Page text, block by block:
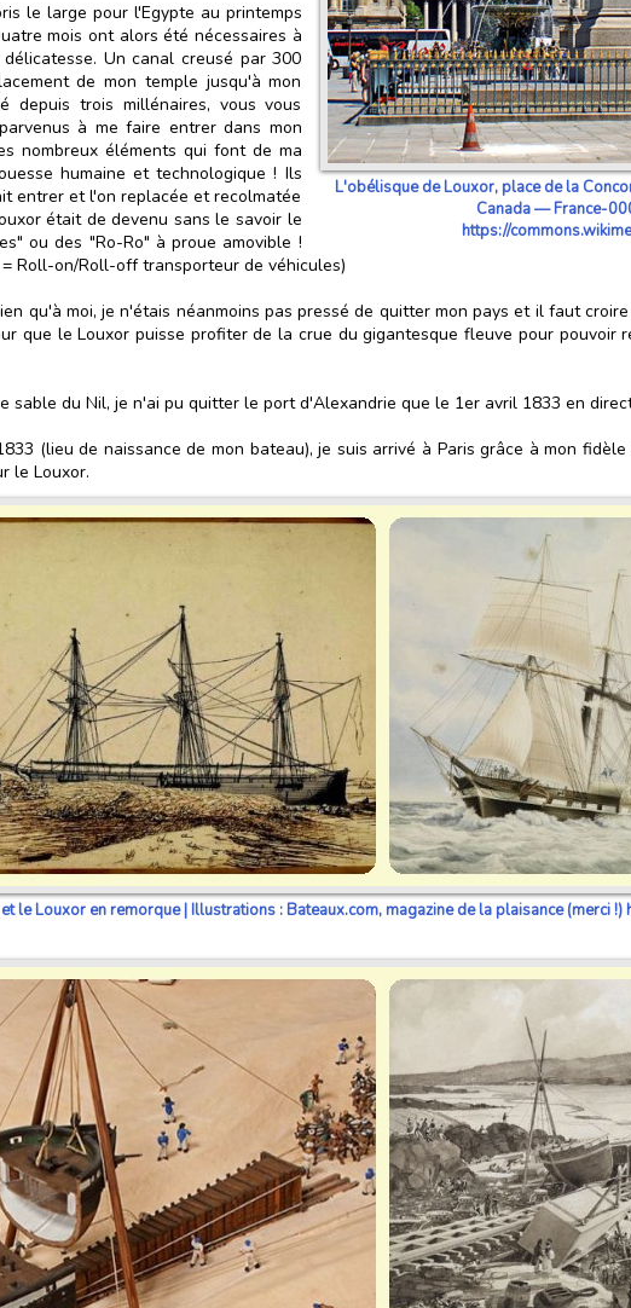
L'obélisque de Louxor, place de la
Canada — France-
https://
le large pour l'Egypte au printemps
mois ont alors été nécessaires à
Un canal creusé par 300
de mon temple jusqu'à mon
depuis trois millénaires, vous vous
à me faire entrer dans mon
nombreux éléments qui font de ma
humaine et technologique ! Ils
entrer et l'on replacée et recolmatée
était de devenu sans le savoir le
ou des "Ro-Ro" à proue amovible !
Roll-on/Roll-off transporteur de véhicules)
qu'à moi, je n'étais néanmoins pas pressé de quitter mon pays et il faut
que le Louxor puisse profiter de la crue du gigantesque fleuve pour pouvoir
sable du Nil, je n'ai pu quitter le port d'Alexandrie que le 1er avril 1833 en
(lieu de naissance de mon bateau), je suis arrivé à Paris grâce à mon
le Louxor.
le Louxor en remorque | Illustrations : Bateaux.com, magazine de la plaisance (merci